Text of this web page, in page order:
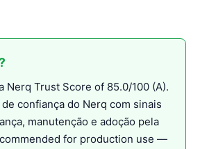
Nerq Trust Score of 85.0/100 (A).
confiança do Nerq com sinais
manutenção e adoção pela
for production use —